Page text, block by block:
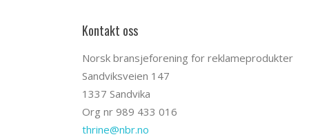
Kontakt oss
Norsk bransjeforening for reklameprodukter
Sandviksveien 147
1337 Sandvika
Org nr 989 433 016
thrine@nbr.no